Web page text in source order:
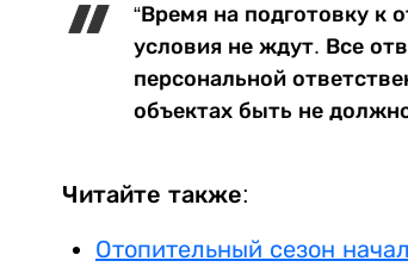
“Время на подготовку к
условия не ждут. Все
персональной
объектах быть не
Читайте также:
Отопительный сезон